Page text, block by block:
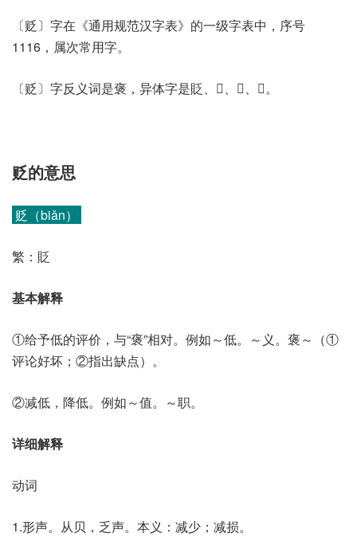
〔贬〕字在《通用规范汉字表》的一级字表中，序号
1116，属次常用字。
〔贬〕字反义词是褒，异体字是貶、𦥘、𦥧、𧴷。
贬的意思
贬（biǎn）
繁：貶
基本解释
①给予低的评价，与“褒”相对。例如～低。～义。褒～（①
评论好坏；②指出缺点）。
②减低，降低。例如～值。～职。
详细解释
动词
1.形声。从贝，乏声。本义：减少；减损。